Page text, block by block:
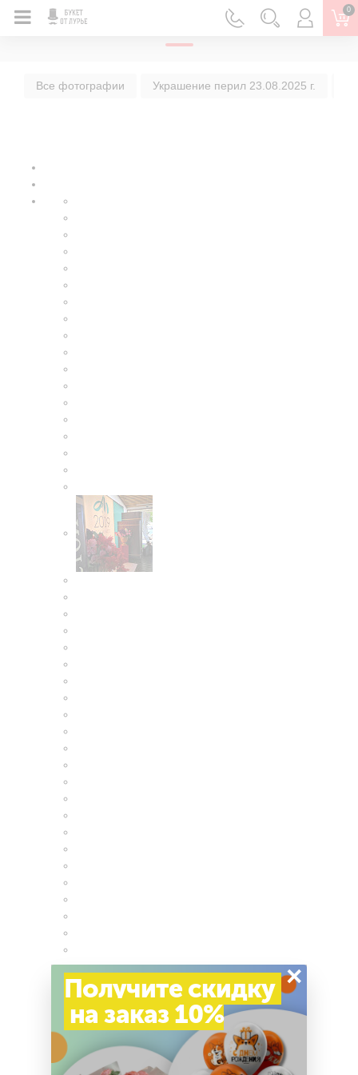
0
Все фотографии Украшение перил 23.08.2025 г.
Получите скидку
на заказ 10%
×